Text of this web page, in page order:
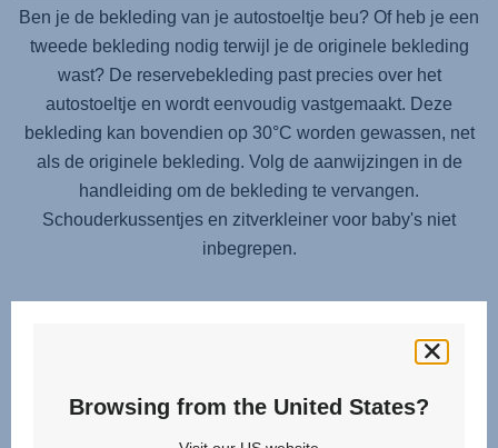
Ben je de bekleding van je autostoeltje beu? Of heb je een
tweede bekleding nodig terwijl je de originele bekleding
wast? De reservebekleding past precies over het
autostoeltje en wordt eenvoudig vastgemaakt. Deze
bekleding kan bovendien op 30°C worden gewassen, net
als de originele bekleding. Volg de aanwijzingen in de
handleiding om de bekleding te vervangen.
Schouderkussentjes en zitverkleiner voor baby's niet
inbegrepen.
Browsing from the United States?